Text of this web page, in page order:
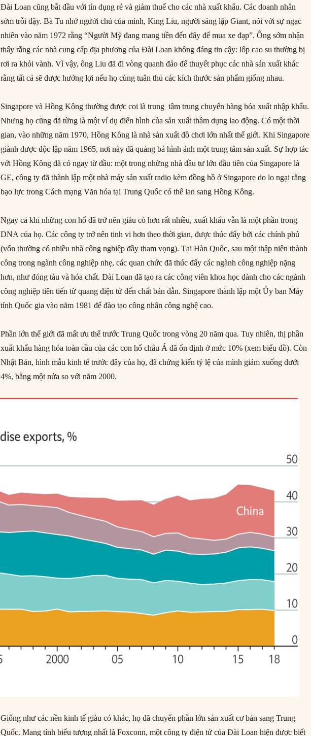
Đài Loan cũng bắt đầu với tín dụng rẻ và giảm thuế cho các nhà xuất khẩu. Các doanh nhân
sớm trỗi dậy. Bà Tu nhớ người chú của mình, King Liu, người sáng lập Giant, nói với sự ngạc
nhiên vào năm 1972 rằng “Người Mỹ đang mang tiền đến đây để mua xe đạp”. Ông sớm nhận
thấy rằng các nhà cung cấp địa phương của Đài Loan không đáng tin cậy: lốp cao su thường bị
rơi ra khỏi vành. Vì vậy, ông Liu đã đi vòng quanh đảo để thuyết phục các nhà sản xuất khác
rằng tất cả sẽ được hưởng lợi nếu họ cùng tuân thủ các kích thước sản phẩm giống nhau.
Singapore và Hồng Kông thường được coi là trung tâm trung chuyển hàng hóa xuất nhập khẩu.
Nhưng họ cũng đã từng là một ví dụ điển hình của sản xuất thâm dụng lao động. Có một thời
gian, vào những năm 1970, Hồng Kông là nhà sản xuất đồ chơi lớn nhất thế giới. Khi Singapore
giành được độc lập năm 1965, nơi này đã quảng bá hình ảnh một trung tâm sản xuất. Sự hợp tác
với Hồng Kông đã có ngay từ đầu: một trong những nhà đầu tư lớn đầu tiên của Singapore là
GE, công ty đã thành lập một nhà máy sản xuất radio kèm đồng hồ ở Singapore do lo ngại rằng
bạo lực trong Cách mạng Văn hóa tại Trung Quốc có thể lan sang Hồng Kông.
Ngay cả khi những con hổ đã trở nên giàu có hơn rất nhiều, xuất khẩu vẫn là một phần trong
DNA của họ. Các công ty trở nên tinh vi hơn theo thời gian, được thúc đẩy bởi các chính phủ
(vốn thường có nhiều nhà công nghiệp đầy tham vọng). Tại Hàn Quốc, sau một thập niên thành
công trong ngành công nghiệp nhẹ, các quan chức đã thúc đẩy các ngành công nghiệp nặng
hơn, như đóng tàu và hóa chất. Đài Loan đã tạo ra các công viên khoa học dành cho các ngành
công nghiệp tiên tiến từ quang điện tử đến chất bán dẫn. Singapore thành lập một Ủy ban Máy
tính Quốc gia vào năm 1981 để đào tạo công nhân công nghệ cao.
Phần lớn thế giới đã mất ưu thế trước Trung Quốc trong vòng 20 năm qua. Tuy nhiên, thị phần
xuất khẩu hàng hóa toàn cầu của các con hổ châu Á đã ổn định ở mức 10% (xem biểu đồ). Còn
Nhật Bản, hình mẫu kinh tế trước đây của họ, đã chứng kiến ​​tỷ lệ của mình giảm xuống dưới
4%, bằng một nửa so với năm 2000.
Giống như các nền kinh tế giàu có khác, họ đã chuyển phần lớn sản xuất cơ bản sang Trung
Quốc. Mang tính biểu tượng nhất là Foxconn, một công ty điện tử của Đài Loan hiện được biết